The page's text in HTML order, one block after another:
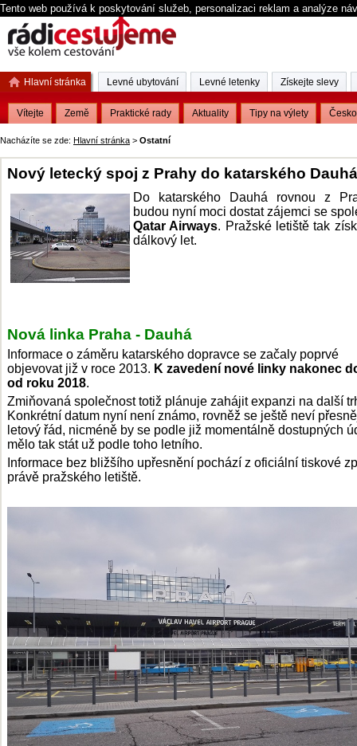
Tento web používá k poskytování služeb, personalizaci reklam a analýze
Nacházíte se zde: Hlavní stránka > Ostatní
Nový letecký spoj z Prahy do katarského Dauhá
Do katarského Dauhá rovnou z
budou nyní moci dostat zájemci se
Qatar Airways. Pražské letiště tak
dálkový let.
Nová linka Praha - Dauhá
Informace o záměru katarského dopravce se začaly poprvé
objevovat již v roce 2013. K zavedení nové linky nakonec
od roku 2018.
Zmiňovaná společnost totiž plánuje zahájit expanzi na další
Konkrétní datum nyní není známo, rovněž se ještě neví
letový řád, nicméně by se podle již momentálně dostupných
mělo tak stát už podle toho letního.
Informace bez bližšího upřesnění pochází z oficiální tiskové
právě pražského letiště.
Hlavní stránka
Vítejte Země Praktické rady Aktuality Tipy na výlety Česko
Levné ubytování Levné letenky Získejte slevy